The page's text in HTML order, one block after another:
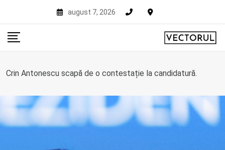
content
august 7, 2026
Crin Antonescu scapă de o contestație la candidatură.